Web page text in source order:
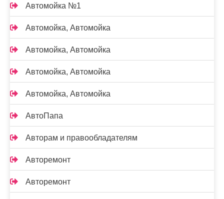
Автомойка №1
Автомойка, Автомойка
Автомойка, Автомойка
Автомойка, Автомойка
Автомойка, Автомойка
АвтоПапа
Авторам и правообладателям
Авторемонт
Авторемонт